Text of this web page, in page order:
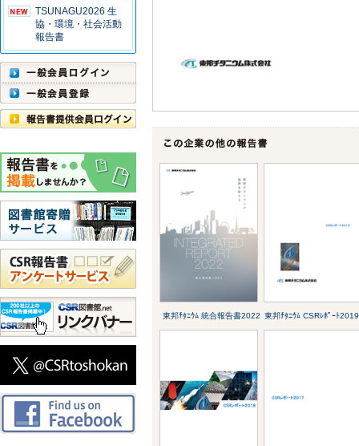
TSUNAGU2026 生
協・環境・社会活動
報告書
東邦ﾁﾀﾆｳﾑ 統合報告書2022 東邦ﾁﾀﾆｳﾑ CSRﾚﾎﾟｰﾄ2019